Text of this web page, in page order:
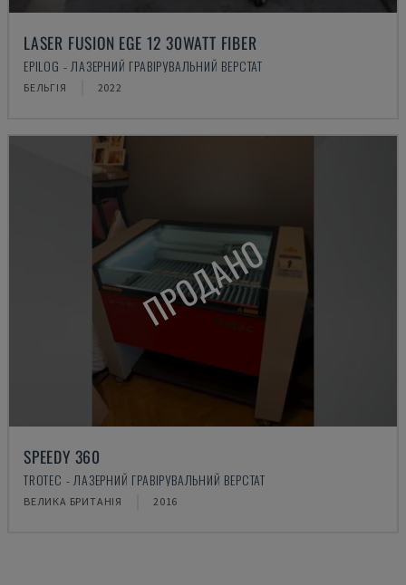
LASER FUSION EGE 12 30WATT FIBER
EPILOG - ЛАЗЕРНИЙ ГРАВІРУВАЛЬНИЙ ВЕРСТАТ
БЕЛЬГІЯ 2022
ПРОДАНО
SPEEDY 360
TROTEC - ЛАЗЕРНИЙ ГРАВІРУВАЛЬНИЙ ВЕРСТАТ
ВЕЛИКА БРИТАНІЯ 2016